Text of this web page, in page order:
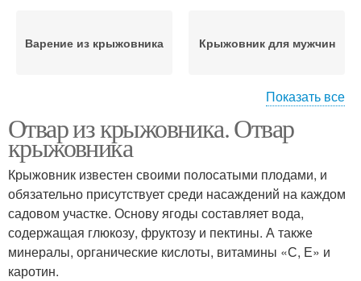
Варение из крыжовника Крыжовник для мужчин
Крыжовник для женщин
Показать все
Отвар из крыжовника. Отвар
крыжовника
Крыжовник известен своими полосатыми плодами, и
обязательно присутствует среди насаждений на каждом
садовом участке. Основу ягоды составляет вода,
содержащая глюкозу, фруктозу и пектины. А также
минералы, органические кислоты, витамины «С, Е» и
каротин.